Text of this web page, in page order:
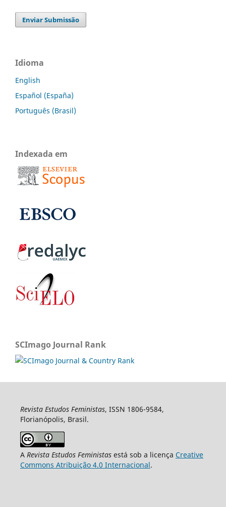
Enviar Submissão
Idioma
English
Español (España)
Português (Brasil)
Indexada em
SCImago Journal Rank
Revista Estudos Feministas, ISSN 1806-9584,
Florianópolis, Brasil.
A Revista Estudos Feministasestá sob a licença Creative
Commons Atribuição 4.0 Internacional.